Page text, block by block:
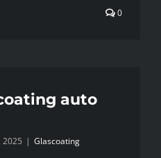
0
auto
2025 | Glascoating